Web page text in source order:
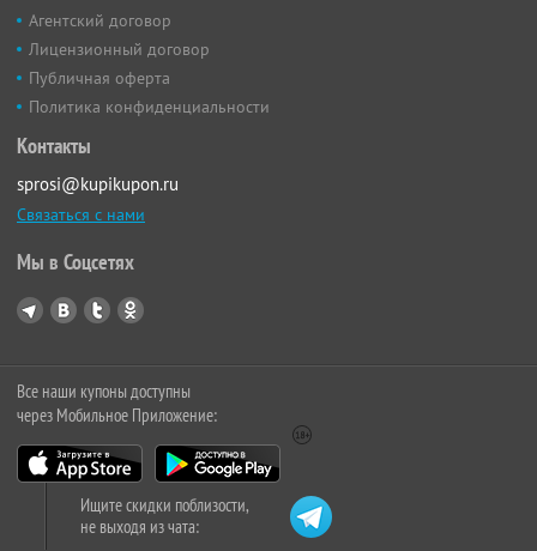
Агентский договор
Лицензионный договор
Публичная оферта
Политика конфиденциальности
Контакты
sprosi@kupikupon.ru
Связаться с нами
Мы в Соцсетях
Все наши купоны доступны
через Мобильное Приложение:
Ищите скидки поблизости,
не выходя из чата: